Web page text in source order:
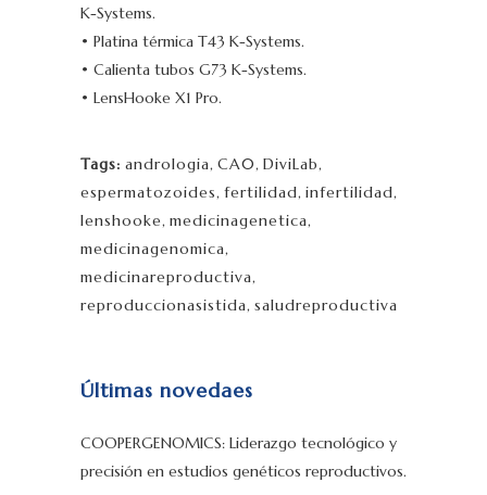
K-Systems.
• Platina térmica T43 K-Systems.
• Calienta tubos G73 K-Systems.
• LensHooke X1 Pro.
Tags: andrologia, CA0, DiviLab,
espermatozoides, fertilidad, infertilidad,
lenshooke, medicinagenetica,
medicinagenomica,
medicinareproductiva,
reproduccionasistida, saludreproductiva
Últimas novedaes
COOPERGENOMICS: Liderazgo tecnológico y
precisión en estudios genéticos reproductivos.